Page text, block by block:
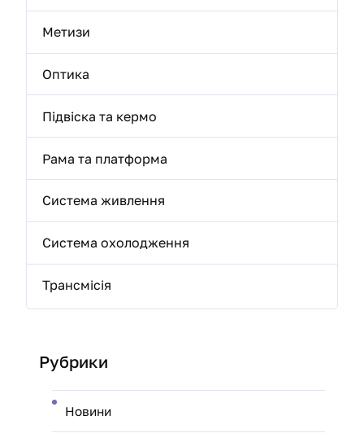
Метизи
Оптика
Підвіска та кермо
Рама та платформа
Система живлення
Система охолодження
Трансмісія
Рубрики
Новини